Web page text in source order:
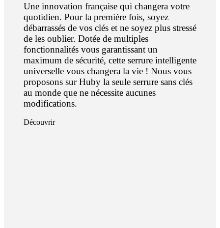
Une innovation française qui changera votre
quotidien. Pour la première fois, soyez
débarrassés de vos clés et ne soyez plus stressé
de les oublier. Dotée de multiples
fonctionnalités vous garantissant un
maximum de sécurité, cette serrure intelligente
universelle vous changera la vie ! Nous vous
proposons sur Huby la seule serrure sans clés
au monde que ne nécessite aucunes
modifications.
Découvrir